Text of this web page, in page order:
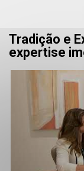
Tradição e
expertise